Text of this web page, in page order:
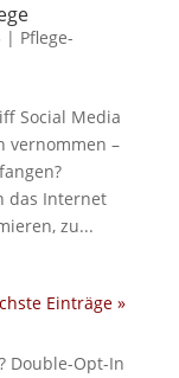
| Pflege-
Social Media
vernommen –
das Internet
zu...
Einträge »
Double-Opt-In